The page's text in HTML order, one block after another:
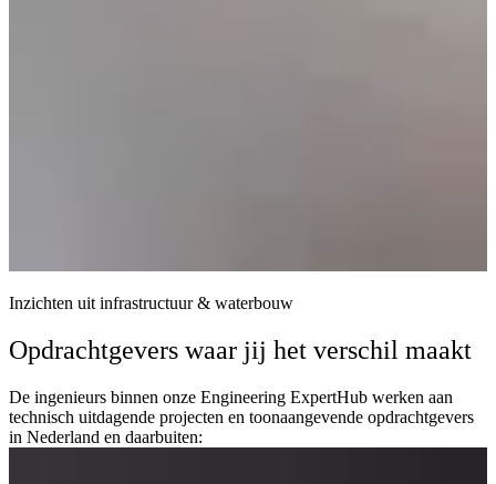
Inzichten uit infrastructuur & waterbouw
Opdrachtgevers waar jij het verschil maakt
De ingenieurs binnen onze Engineering ExpertHub werken aan
technisch uitdagende projecten en toonaangevende opdrachtgevers
in Nederland en daarbuiten: